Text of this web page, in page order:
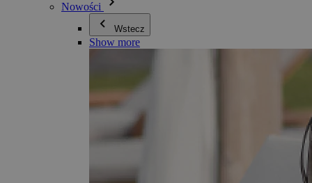
Nowości
Wstecz
Show more